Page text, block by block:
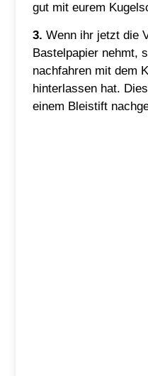
gut mit eurem
3. Wenn ihr jetzt die
Bastelpapier nehmt,
nachfahren mit dem
hinterlassen hat.
einem Bleistift